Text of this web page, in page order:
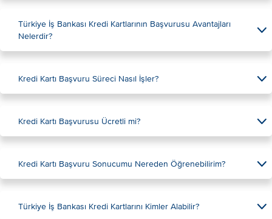
Türkiye İş Bankası Kredi Kartlarının Başvurusu Avantajları
Nelerdir?
Kredi Kartı Başvuru Süreci Nasıl İşler?
Kredi Kartı Başvurusu Ücretli mi?
Kredi Kartı Başvuru Sonucumu Nereden Öğrenebilirim?
Türkiye İş Bankası Kredi Kartlarını Kimler Alabilir?